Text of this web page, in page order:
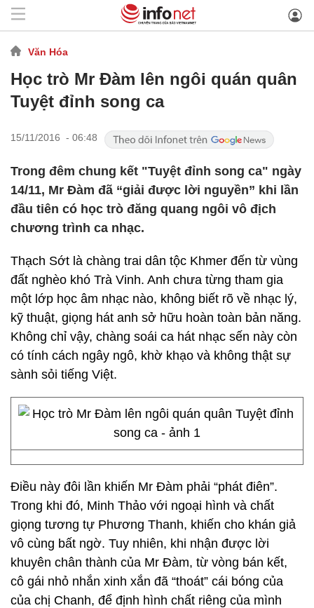
Văn Hóa
Học trò Mr Đàm lên ngôi quán quân
Tuyệt đỉnh song ca
15/11/2016 - 06:48
Trong đêm chung kết "Tuyệt đỉnh song ca" ngày
14/11, Mr Đàm đã “giải được lời nguyền” khi lần
đầu tiên có học trò đăng quang ngôi vô địch
chương trình ca nhạc.
Thạch Sớt là chàng trai dân tộc Khmer đến từ vùng
đất nghèo khó Trà Vinh. Anh chưa từng tham gia
một lớp học âm nhạc nào, không biết rõ về nhạc lý,
kỹ thuật, giọng hát anh sở hữu hoàn toàn bản năng.
Không chỉ vậy, chàng soái ca hát nhạc sến này còn
có tính cách ngây ngô, khờ khạo và không thật sự
sành sỏi tiếng Việt.
Điều này đôi lần khiến Mr Đàm phải “phát điên”.
Trong khi đó, Minh Thảo với ngoại hình và chất
giọng tương tự Phương Thanh, khiến cho khán giả
vô cùng bất ngờ. Tuy nhiên, khi nhận được lời
khuyên chân thành của Mr Đàm, từ vòng bán kết,
cô gái nhỏ nhắn xinh xắn đã “thoát” cái bóng của
của chị Chanh, để định hình chất riêng của mình